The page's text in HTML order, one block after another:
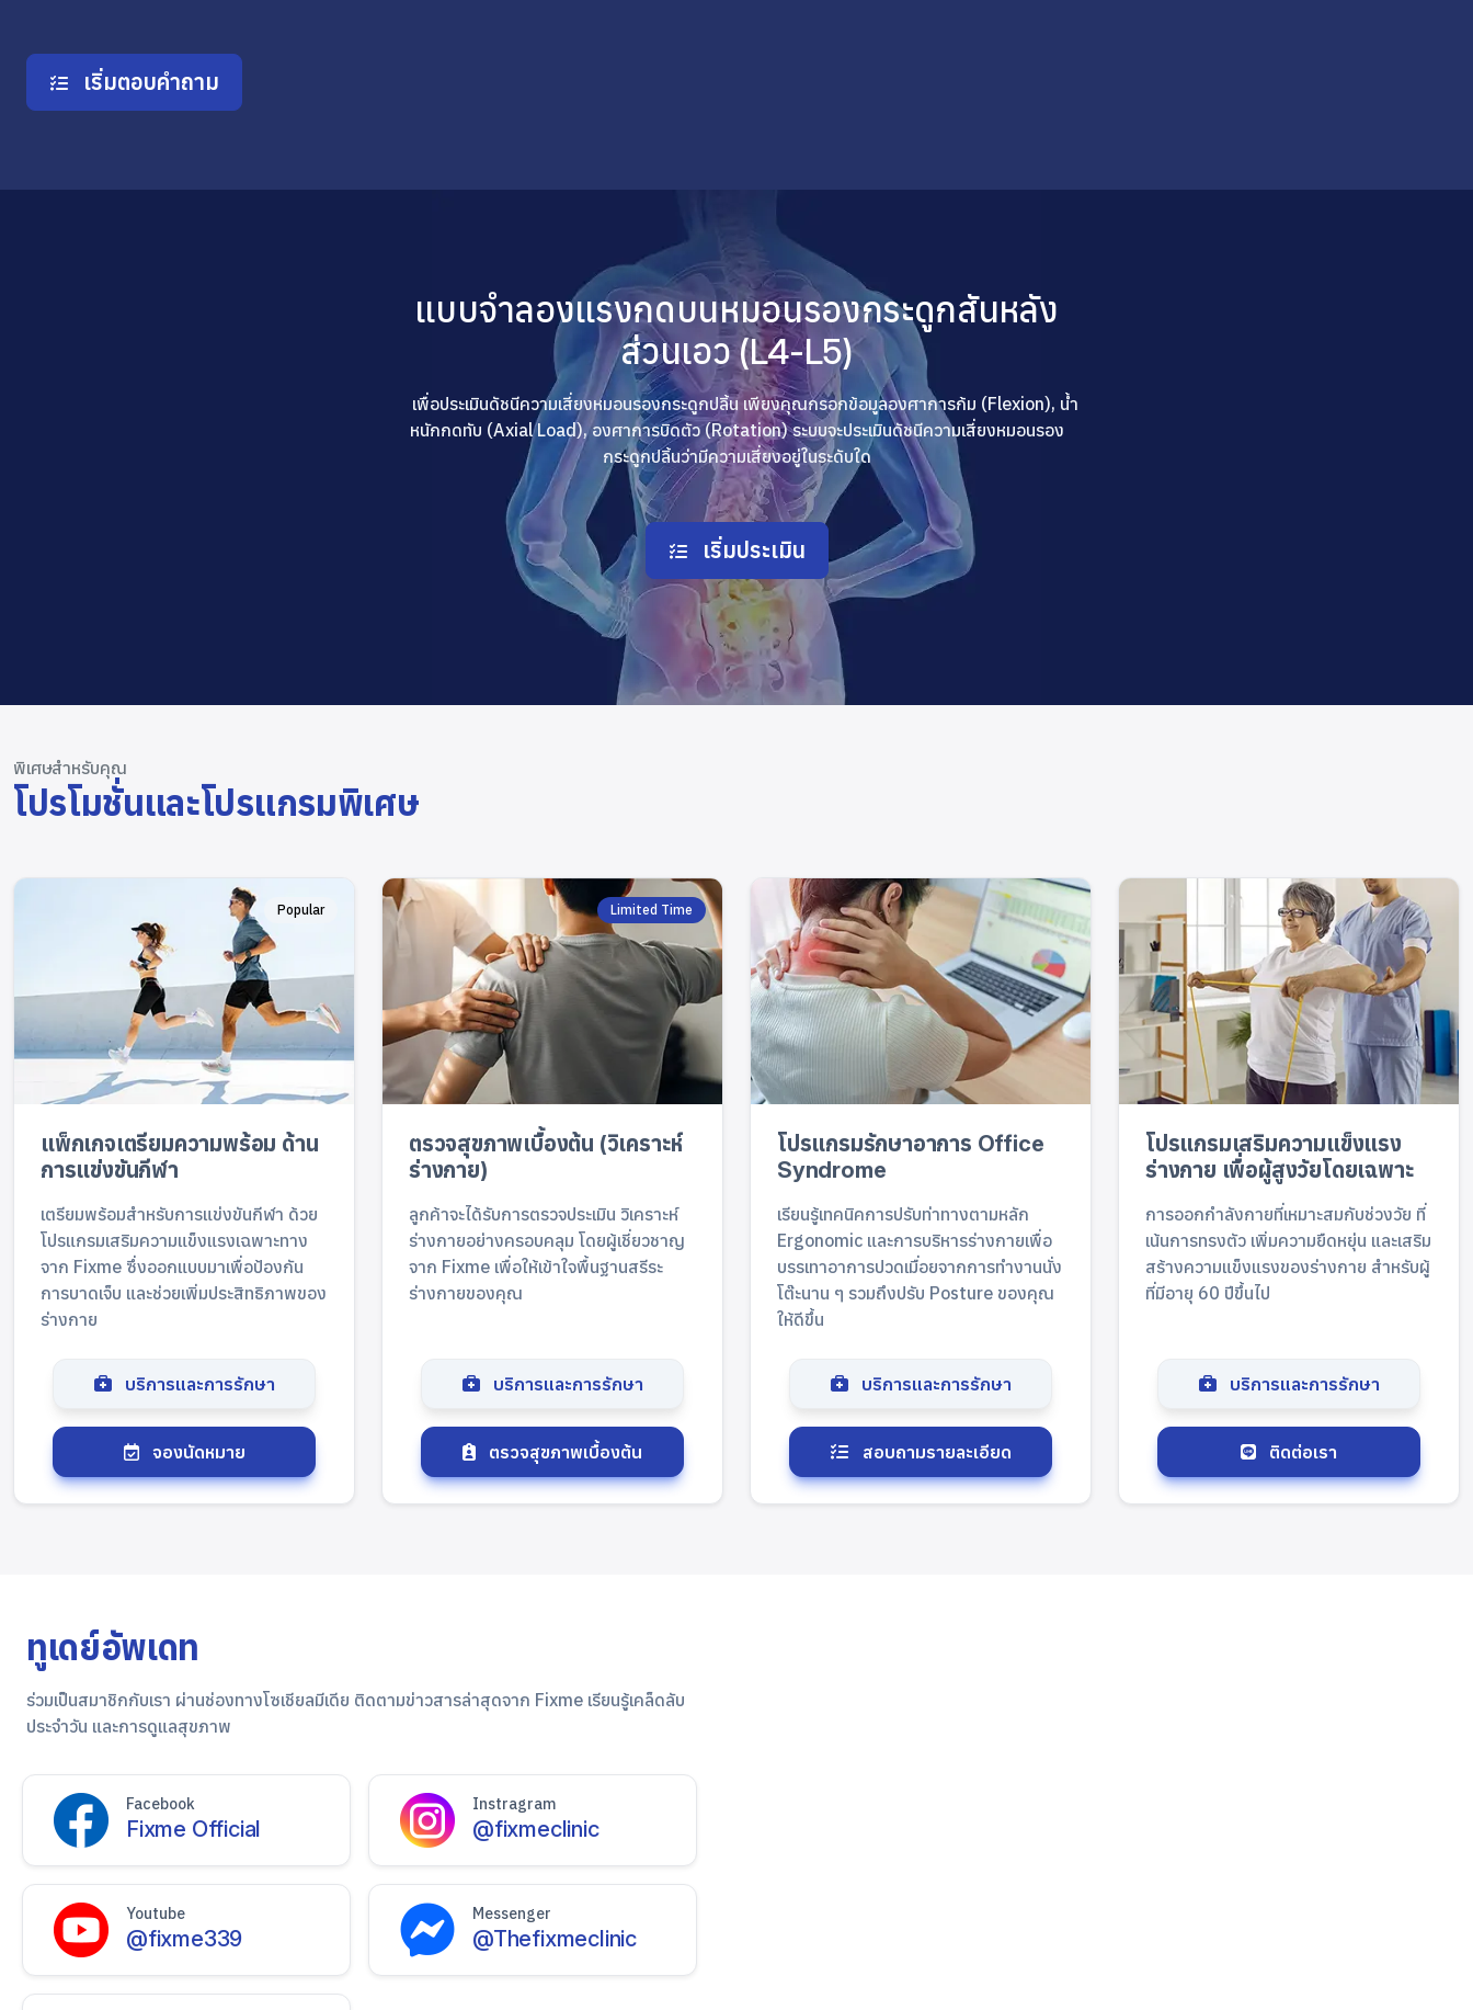
เริ่มตอบคำถาม
แบบจำลองแรงกดบนหมอนรองกระดูกสันหลัง
ส่วนเอว (L4-L5)
เพื่อประเมินดัชนีความเสี่ยงหมอนรองกระดูกปลิ้น เพียงคุณกรอกข้อมูลองศาการก้ม (Flexion), น้ำ
หนักกดทับ (Axial Load), องศาการบิดตัว (Rotation) ระบบจะประเมินดัชนีความเสี่ยงหมอนรอง
กระดูกปลิ้นว่ามีความเสี่ยงอยู่ในระดับใด
เริ่มประเมิน
พิเศษสำหรับคุณ
โปรโมชั่นและโปรแกรมพิเศษ
Popular
แพ็กเกจเตรียมความพร้อม ด้าน
การแข่งขันกีฬา
เตรียมพร้อมสำหรับการแข่งขันกีฬา ด้วย
โปรแกรมเสริมความแข็งแรงเฉพาะทาง
จาก Fixme ซึ่งออกแบบมาเพื่อป้องกัน
การบาดเจ็บ และช่วยเพิ่มประสิทธิภาพของ
ร่างกาย
บริการและการรักษา
จองนัดหมาย
Limited Time
ตรวจสุขภาพเบื้องต้น (วิเคราะห์
ร่างกาย)
ลูกค้าจะได้รับการตรวจประเมิน วิเคราะห์
ร่างกายอย่างครอบคลุม โดยผู้เชี่ยวชาญ
จาก Fixme เพื่อให้เข้าใจพื้นฐานสรีระ
ร่างกายของคุณ
บริการและการรักษา
ตรวจสุขภาพเบื้องต้น
โปรแกรมรักษาอาการ Office
Syndrome
เรียนรู้เทคนิคการปรับท่าทางตามหลัก
Ergonomic และการบริหารร่างกายเพื่อ
บรรเทาอาการปวดเมื่อยจากการทำงานนั่ง
โต๊ะนาน ๆ รวมถึงปรับ Posture ของคุณ
ให้ดีขึ้น
บริการและการรักษา
สอบถามรายละเอียด
โปรแกรมเสริมความแข็งแรง
ร่างกาย เพื่อผู้สูงวัยโดยเฉพาะ
การออกกำลังกายที่เหมาะสมกับช่วงวัย ที่
เน้นการทรงตัว เพิ่มความยืดหยุ่น และเสริม
สร้างความแข็งแรงของร่างกาย สำหรับผู้
ที่มีอายุ 60 ปีขึ้นไป
บริการและการรักษา
ติดต่อเรา
ทูเดย์อัพเดท
ร่วมเป็นสมาชิกกับเรา ผ่านช่องทางโซเชียลมีเดีย ติดตามข่าวสารล่าสุดจาก Fixme เรียนรู้เคล็ดลับ
ประจำวัน และการดูแลสุขภาพ
Facebook
Fixme Official
Instragram
@fixmeclinic
Youtube
@fixme339
Messenger
@Thefixmeclinic